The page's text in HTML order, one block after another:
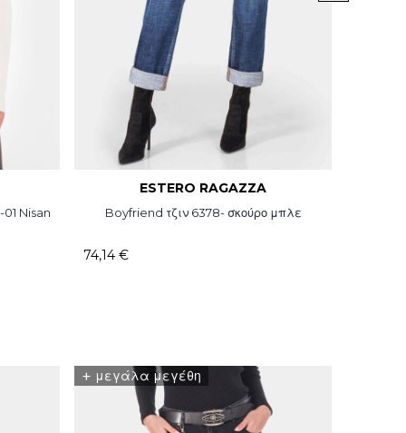
Nisan
ESTERO RAGAZZA
Boyfriend τζιν 6378- σκούρο μπλε
74,14 €
+ μεγάλα μεγέθη